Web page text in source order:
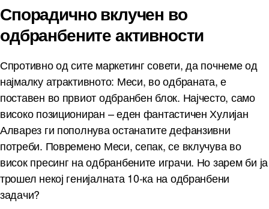
Спорадично вклучен во
одбранбените активности
Спротивно од сите маркетинг совети, да почнеме од
најмалку атрактивното: Меси, во одбраната, е
поставен во првиот одбранбен блок. Најчесто, само
високо позициониран – еден фантастичен Хулијан
Алварез ги пополнува останатите дефанзивни
потреби. Повремено Меси, сепак, се вклучува во
висок пресинг на одбранбените играчи. Но зарем би ја
трошел некој генијалната 10-ка на одбранбени
задачи?